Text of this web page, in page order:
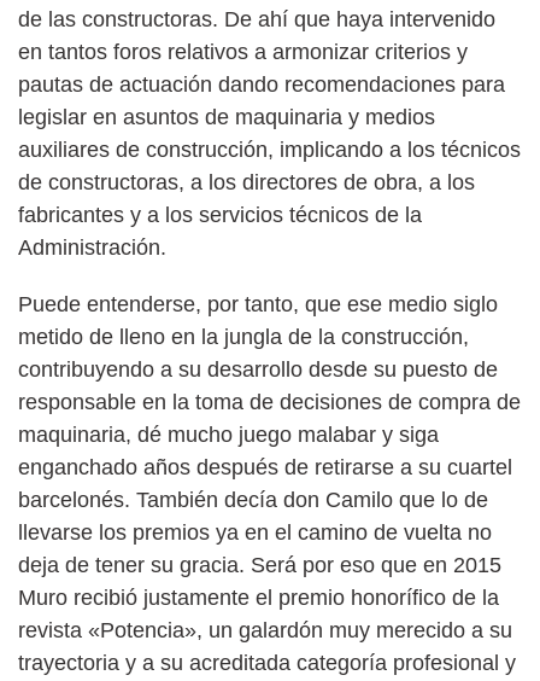
de las constructoras. De ahí que haya intervenido
en tantos foros relativos a armonizar criterios y
pautas de actuación dando recomendaciones para
legislar en asuntos de maquinaria y medios
auxiliares de construcción, implicando a los técnicos
de constructoras, a los directores de obra, a los
fabricantes y a los servicios técnicos de la
Administración.
Puede entenderse, por tanto, que ese medio siglo
metido de lleno en la jungla de la construcción,
contribuyendo a su desarrollo desde su puesto de
responsable en la toma de decisiones de compra de
maquinaria, dé mucho juego malabar y siga
enganchado años después de retirarse a su cuartel
barcelonés. También decía don Camilo que lo de
llevarse los premios ya en el camino de vuelta no
deja de tener su gracia. Será por eso que en 2015
Muro recibió justamente el premio honorífico de la
revista «Potencia», un galardón muy merecido a su
trayectoria y a su acreditada categoría profesional y